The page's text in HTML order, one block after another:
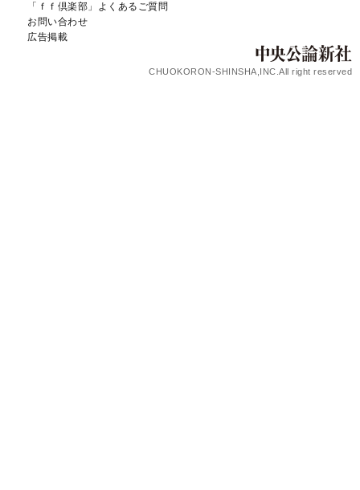
「ｆｆ倶楽部」よくあるご質問
お問い合わせ
広告掲載
CHUOKORON-SHINSHA,INC.All right reserved